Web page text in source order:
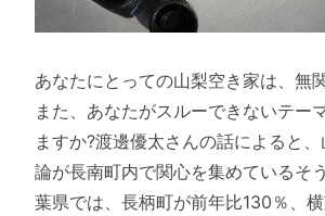
あなたにとっての山梨空き家は、無
また、あなたがスルーできないテー
ますか?渡邊優太さんの話によると
論が長南町内で関心を集めているそ
葉県では、長柄町が前年比130％、